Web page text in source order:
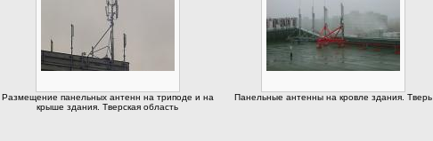
Размещение панельных антенн на триподе и на
крыше здания. Тверская область
Панельные антенны на кровле здания. Тверь